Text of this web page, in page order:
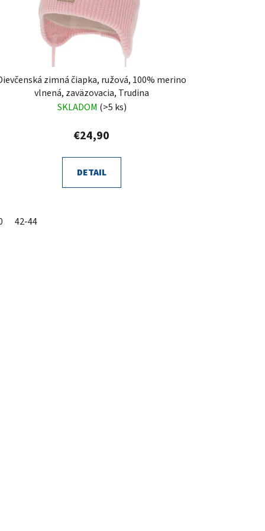
zimná čiapka, ružová, 100% merino
vlnená, zaväzovacia, Trudina
SKLADOM (>5 ks)
€24,90
DETAIL
42-44